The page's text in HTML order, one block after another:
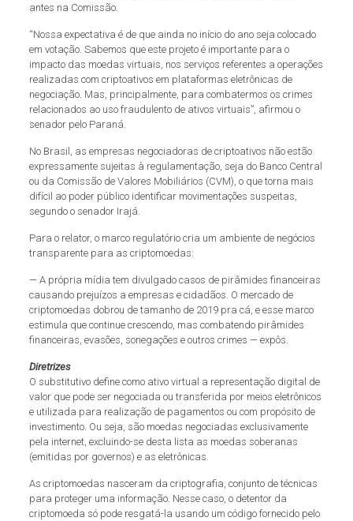
antes na Comissão.
“Nossa expectativa é de que ainda no início do ano seja colocado
em votação. Sabemos que este projeto é importante para o
impacto das moedas virtuais, nos serviços referentes a operações
realizadas com criptoativos em plataformas eletrônicas de
negociação. Mas, principalmente, para combatermos os crimes
relacionados ao uso fraudulento de ativos virtuais”, afirmou o
senador pelo Paraná.
No Brasil, as empresas negociadoras de criptoativos não estão
expressamente sujeitas à regulamentação, seja do Banco Central
ou da Comissão de Valores Mobiliários (CVM), o que torna mais
difícil ao poder público identificar movimentações suspeitas,
segundo o senador Irajá.
Para o relator, o marco regulatório cria um ambiente de negócios
transparente para as criptomoedas:
— A própria mídia tem divulgado casos de pirâmides financeiras
causando prejuízos a empresas e cidadãos. O mercado de
criptomoedas dobrou de tamanho de 2019 pra cá, e esse marco
estimula que continue crescendo, mas combatendo pirâmides
financeiras, evasões, sonegações e outros crimes — expôs.
Diretrizes
O substitutivo define como ativo virtual a representação digital de
valor que pode ser negociada ou transferida por meios eletrônicos
e utilizada para realização de pagamentos ou com propósito de
investimento. Ou seja, são moedas negociadas exclusivamente
pela internet, excluindo-se desta lista as moedas soberanas
(emitidas por governos) e as eletrônicas.
As criptomoedas nasceram da criptografia, conjunto de técnicas
para proteger uma informação. Nesse caso, o detentor da
criptomoeda só pode resgatá-la usando um código fornecido pelo